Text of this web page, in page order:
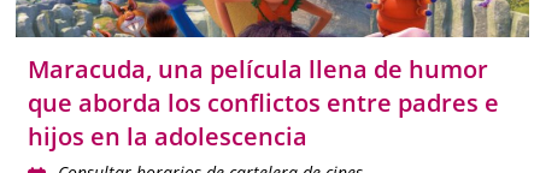
desconexión cunado estás sin peques.
Con estaAgenda de planes de Madridtendrás siempre a
mano las mejores actividades para disfrutar con niños, en
familia o en pareja con contenidos objetivos, actualizados y
Maracuda, una película llena de humor
que aborda los conflictos entre padres e
hijos en la adolescencia